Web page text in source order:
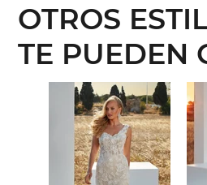
OTROS
TE PUEDEN